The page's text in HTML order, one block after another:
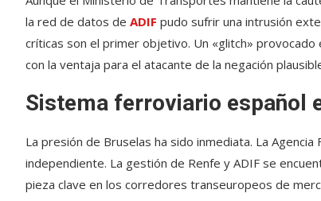
la red de datos de ADIF pudo sufrir una intrusión
críticas son el primer objetivo. Un «glitch»
con la ventaja para el atacante de la negación
Sistema ferroviario español
La presión de Bruselas ha sido inmediata. La
independiente. La gestión de Renfe y ADIF se
pieza clave en los corredores transeuropeos de